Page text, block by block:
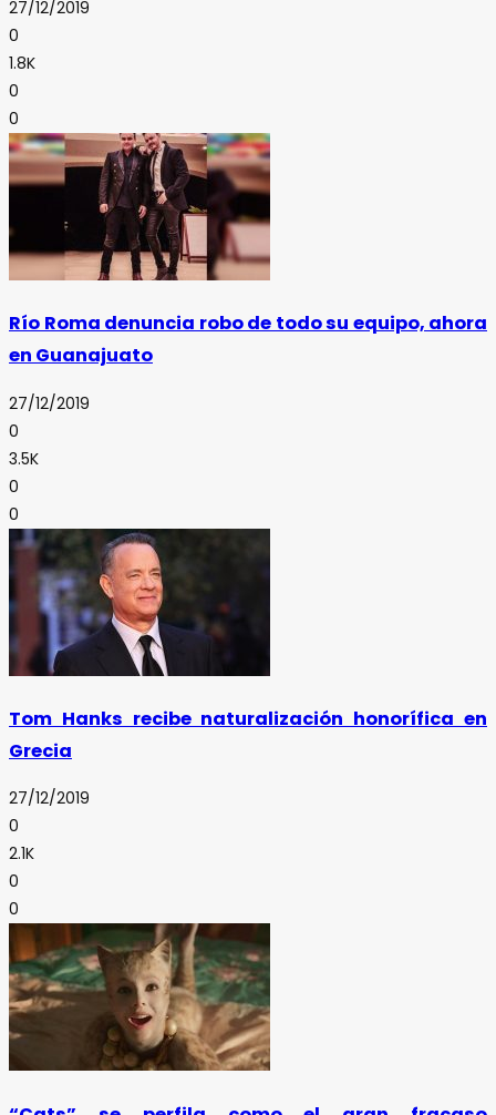
27/12/2019
0
1.8K
0
0
Río Roma denuncia robo de todo su equipo, ahora
en Guanajuato
27/12/2019
0
3.5K
0
0
Tom Hanks recibe naturalización honorífica en
Grecia
27/12/2019
0
2.1K
0
0